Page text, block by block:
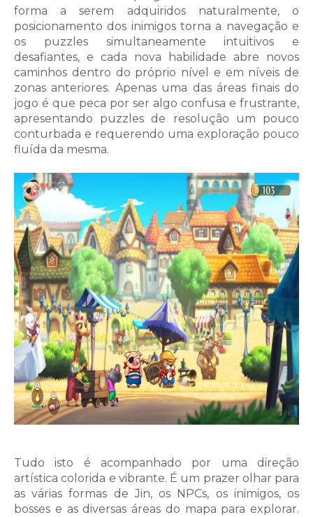
forma a serem adquiridos naturalmente, o
posicionamento dos inimigos torna a navegação e
os puzzles simultaneamente intuitivos e
desafiantes, e cada nova habilidade abre novos
caminhos dentro do próprio nível e em níveis de
zonas anteriores. Apenas uma das áreas finais do
jogo é que peca por ser algo confusa e frustrante,
apresentando puzzles de resolução um pouco
conturbada e requerendo uma exploração pouco
fluída da mesma.
Tudo isto é acompanhado por uma direção
artística colorida e vibrante. É um prazer olhar para
as várias formas de Jin, os NPCs, os inimigos, os
bosses e as diversas áreas do mapa para explorar.